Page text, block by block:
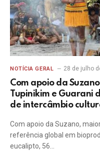
NOTÍCIA GERAL 28 de julho
Com apoio da
Tupinikim e Guarani
de intercâmbio
Com apoio da Suzano,
referência global em
eucalipto, 56…